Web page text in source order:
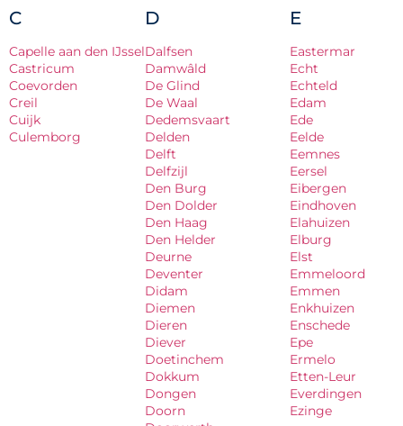
C
Capelle aan den IJssel
Castricum
Coevorden
Creil
Cuijk
Culemborg
D
Dalfsen
Damwâld
De Glind
De Waal
Dedemsvaart
Delden
Delft
Delfzijl
Den Burg
Den Dolder
Den Haag
Den Helder
Deurne
Deventer
Didam
Diemen
Dieren
Diever
Doetinchem
Dokkum
Dongen
Doorn
E
Eastermar
Echt
Echteld
Edam
Ede
Eelde
Eemnes
Eersel
Eibergen
Eindhoven
Elahuizen
Elburg
Elst
Emmeloord
Emmen
Enkhuizen
Enschede
Epe
Ermelo
Etten-Leur
Everdingen
Ezinge